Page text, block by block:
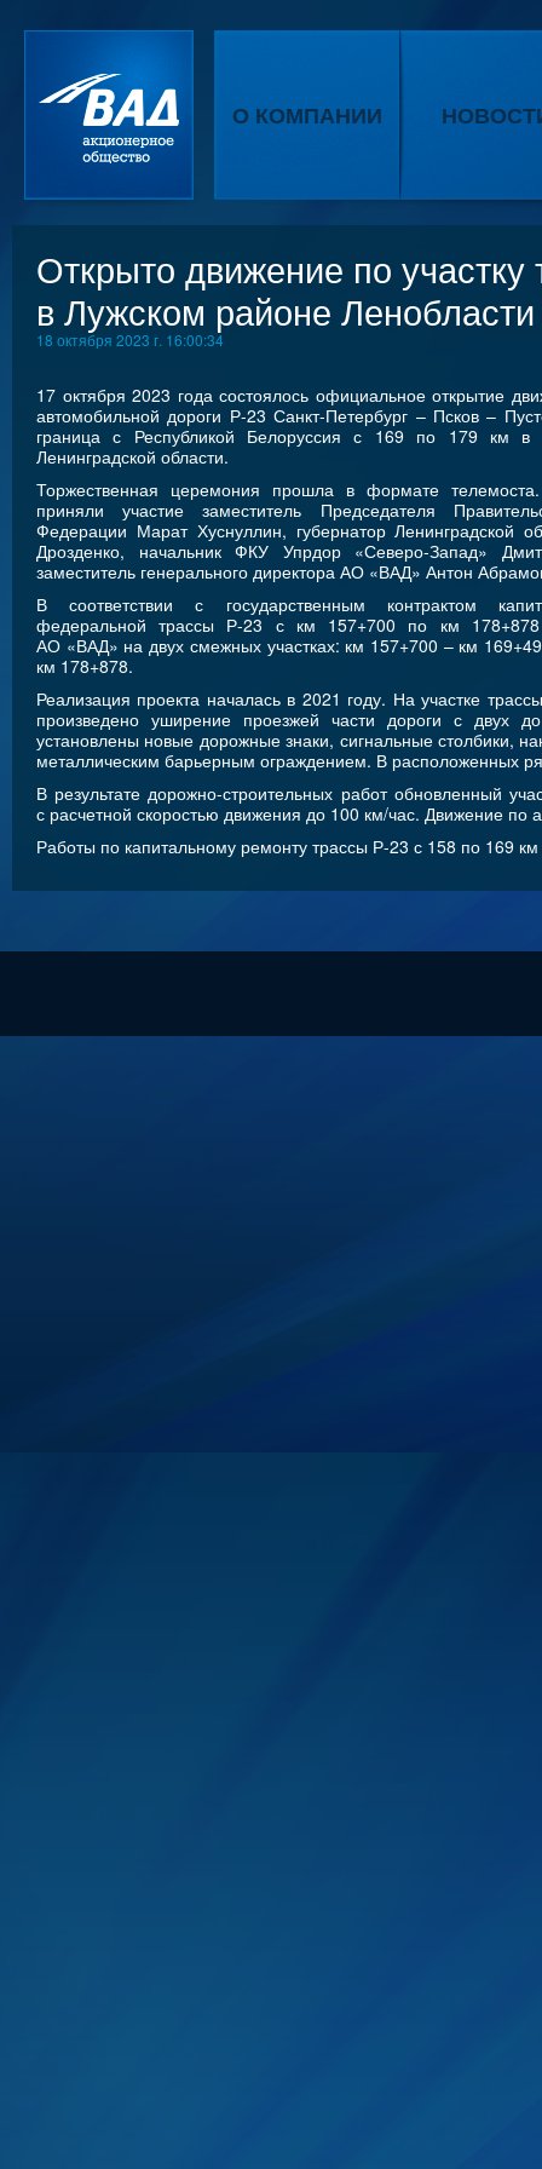
О КОМПАНИИ
Открыто движение по
в Лужском районе Ленобласти
18 октября 2023 г. 16:00:34
17 октября 2023 года состоялось официальное открытие
автомобильной дороги Р-23 Санкт-Петербург – Псков –
граница с Республикой Белоруссия с 169 по 179 км в
Ленинградской области.
Торжественная церемония прошла в формате
приняли участие заместитель Председателя
Федерации Марат Хуснуллин, губернатор Ленинградской
Дрозденко, начальник ФКУ Упрдор «Северо-Запад»
заместитель генерального директора АО «ВАД» Антон
В соответствии с государственным контрактом
федеральной трассы Р-23 с км 157+700 по км 178+878
АО «ВАД» на двух смежных участках: км 157+700 – км
км 178+878.
Реализация проекта началась в 2021 году. На участке
произведено уширение проезжей части дороги с двух
установлены новые дорожные знаки, сигнальные столбики,
металлическим барьерным ограждением. В расположенных
В результате дорожно-строительных работ обновленный
с расчетной скоростью движения до 100 км/час. Движение
Работы по капитальному ремонту трассы Р-23 с 158 по 169